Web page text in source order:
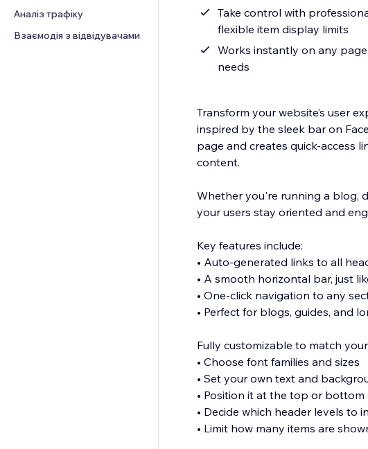
Аналіз трафіку
Взаємодія з відвідувачами
Take control with
flexible item display limits
Works instantly on any
needs
Transform your website’s user
inspired by the sleek bar on
page and creates quick-access
content.
Whether you're running a blog,
your users stay oriented and
Key features include:
• Auto-generated links to all
• A smooth horizontal bar, just
• One-click navigation to any
• Perfect for blogs, guides, and
Fully customizable to match your
• Choose font families and sizes
• Set your own text and
• Position it at the top or
• Decide which header levels to
• Limit how many items are